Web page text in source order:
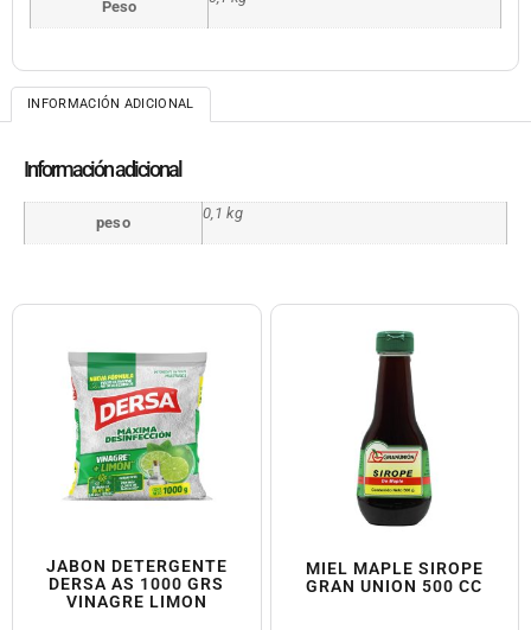
Peso
INFORMACIÓN ADICIONAL
Información adicional
peso
0,1 kg
JABON DETERGENTE
DERSA AS 1000 GRS
VINAGRE LIMON
MIEL MAPLE SIROPE
GRAN UNION 500 CC